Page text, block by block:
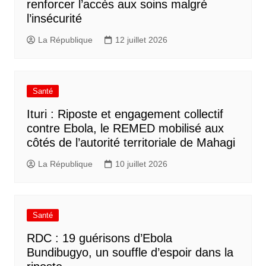
renforcer l’accès aux soins malgré
l’insécurité
La République 12 juillet 2026
Santé
Ituri : Riposte et engagement collectif
contre Ebola, le REMED mobilisé aux
côtés de l’autorité territoriale de Mahagi
La République 10 juillet 2026
Santé
RDC : 19 guérisons d’Ebola
Bundibugyo, un souffle d’espoir dans la